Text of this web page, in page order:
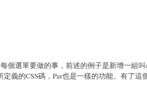
個選單要做的事，前述的例子是新增一組叫
義的CSS碼，Par也是一樣的功能。有了這